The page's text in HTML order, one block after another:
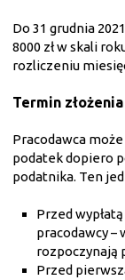
Do 31 grudnia
8000 zł w skali
rozliczeniu
Termin
Pracodawca
podatek dopiero
podatnika. Ten
Przed
pracodawcy –
rozpoczynają
Przed